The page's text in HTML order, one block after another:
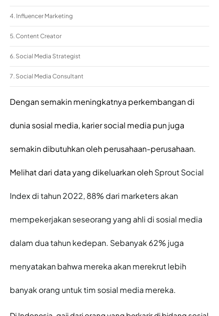
4. Influencer Marketing
5. Content Creator
6. Social Media Strategist
7. Social Media Consultant
Dengan semakin meningkatnya perkembangan di
dunia sosial media, karier social media pun juga
semakin dibutuhkan oleh perusahaan-perusahaan.
Melihat dari data yang dikeluarkan oleh Sprout Social
Index di tahun 2022, 88% dari marketers akan
mempekerjakan seseorang yang ahli di sosial media
dalam dua tahun kedepan. Sebanyak 62% juga
menyatakan bahwa mereka akan merekrut lebih
banyak orang untuk tim sosial media mereka.